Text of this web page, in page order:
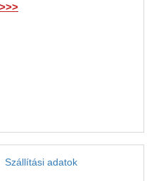
Szállítási adatok